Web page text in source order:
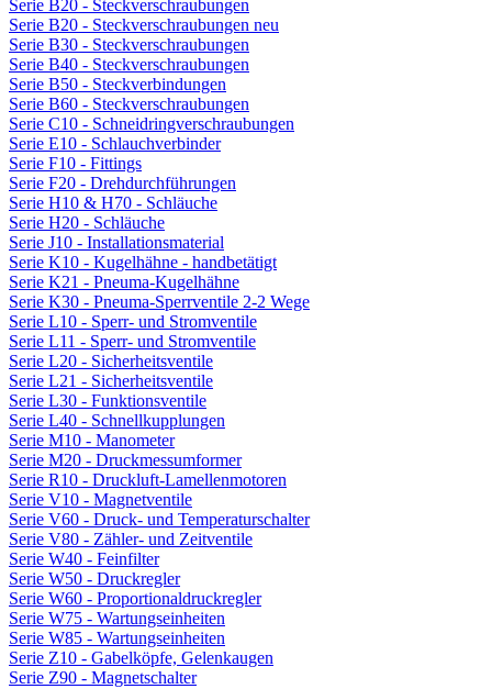
Serie B20 - Steckverschraubungen
Serie B20 - Steckverschraubungen neu
Serie B30 - Steckverschraubungen
Serie B40 - Steckverschraubungen
Serie B50 - Steckverbindungen
Serie B60 - Steckverschraubungen
Serie C10 - Schneidringverschraubungen
Serie E10 - Schlauchverbinder
Serie F10 - Fittings
Serie F20 - Drehdurchführungen
Serie H10 & H70 - Schläuche
Serie H20 - Schläuche
Serie J10 - Installationsmaterial
Serie K10 - Kugelhähne - handbetätigt
Serie K21 - Pneuma-Kugelhähne
Serie K30 - Pneuma-Sperrventile 2-2 Wege
Serie L10 - Sperr- und Stromventile
Serie L11 - Sperr- und Stromventile
Serie L20 - Sicherheitsventile
Serie L21 - Sicherheitsventile
Serie L30 - Funktionsventile
Serie L40 - Schnellkupplungen
Serie M10 - Manometer
Serie M20 - Druckmessumformer
Serie R10 - Druckluft-Lamellenmotoren
Serie V10 - Magnetventile
Serie V60 - Druck- und Temperaturschalter
Serie V80 - Zähler- und Zeitventile
Serie W40 - Feinfilter
Serie W50 - Druckregler
Serie W60 - Proportionaldruckregler
Serie W75 - Wartungseinheiten
Serie W85 - Wartungseinheiten
Serie Z10 - Gabelköpfe, Gelenkaugen
Serie Z90 - Magnetschalter